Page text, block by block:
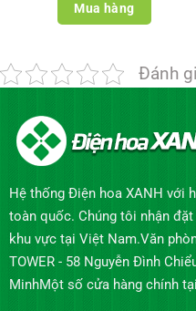
Mua hàng
Đánh
Hệ thống Điện hoa XANH với
toàn quốc. Chúng tôi nhận
khu vực tại Việt Nam.Văn
TOWER - 58 Nguyễn Đình
MinhMột số cửa hàng chính